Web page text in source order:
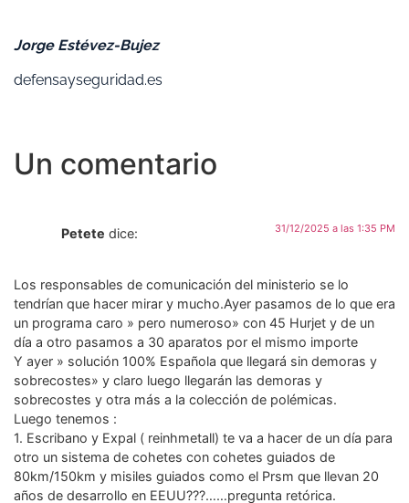
Jorge Estévez-Bujez
defensayseguridad.es
Un comentario
Petete dice: 31/12/2025 a las 1:35 PM
Los responsables de comunicación del ministerio se lo
tendrían que hacer mirar y mucho.Ayer pasamos de lo que era
un programa caro » pero numeroso» con 45 Hurjet y de un
día a otro pasamos a 30 aparatos por el mismo importe
Y ayer » solución 100% Española que llegará sin demoras y
sobrecostes» y claro luego llegarán las demoras y
sobrecostes y otra más a la colección de polémicas.
Luego tenemos :
1. Escribano y Expal ( reinhmetall) te va a hacer de un día para
otro un sistema de cohetes con cohetes guiados de
80km/150km y misiles guiados como el Prsm que llevan 20
años de desarrollo en EEUU???……pregunta retórica.